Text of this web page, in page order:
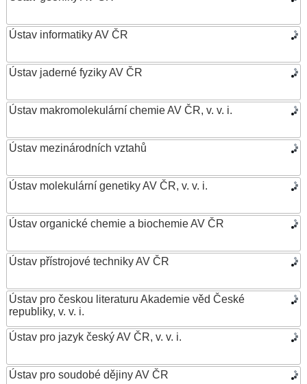
Ústav informatiky AV ČR
Ústav jaderné fyziky AV ČR
Ústav makromolekulární chemie AV ČR, v. v. i.
Ústav mezinárodních vztahů
Ústav molekulární genetiky AV ČR, v. v. i.
Ústav organické chemie a biochemie AV ČR
Ústav přístrojové techniky AV ČR
Ústav pro českou literaturu Akademie věd České
republiky, v. v. i.
Ústav pro jazyk český AV ČR, v. v. i.
Ústav pro soudobé dějiny AV ČR